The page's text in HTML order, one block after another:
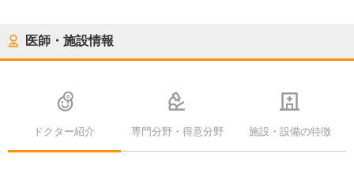
医師・施設情報
ドクター紹介 専門分野・得意分野 施設・設備の特徴